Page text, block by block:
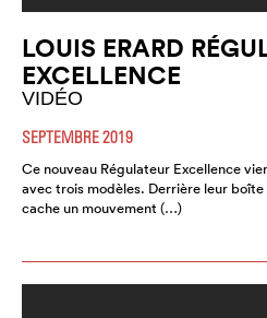
LOUIS ERARD
EXCELLENCE
VIDÉO
SEPTEMBRE 2019
Ce nouveau Régulateur Excellence
avec trois modèles. Derrière leur
cache un mouvement (…)